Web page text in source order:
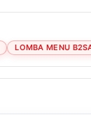
LOMBA MENU